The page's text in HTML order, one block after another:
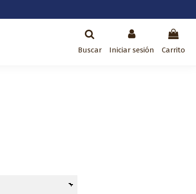
Buscar Iniciar sesión Carrito